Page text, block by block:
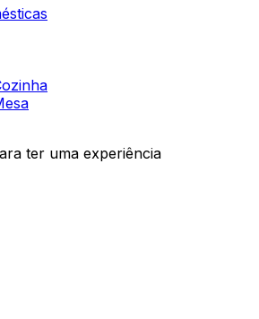
ter uma experiência